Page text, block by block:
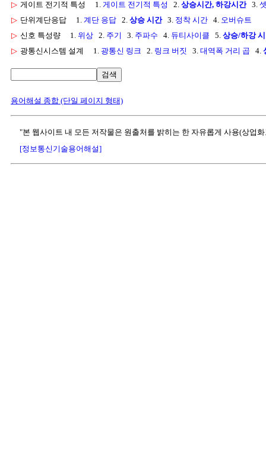
▷ 게이트 전기적 특성 1. 게이트 전기적 특성 2. 상승시간, 하강시간3.
▷ 단위계단응답 1. 계단 응답 2. 상승 시간3. 정착 시간 4. 오버슈트
▷ 신호 특성량 1. 위상 2. 주기 3. 주파수 4. 듀티사이클 5. 상승/하강
▷ 광통신시스템 설계 1. 광통신 링크 2. 링크 버짓 3. 대역폭 거리 곱 4.
검색
용어해설 종합 (단일 페이지 형태)
"본 웹사이트 내 모든 저작물은 원출처를 밝히는 한 자유롭게 사용(상업
[정보통신기술용어해설]